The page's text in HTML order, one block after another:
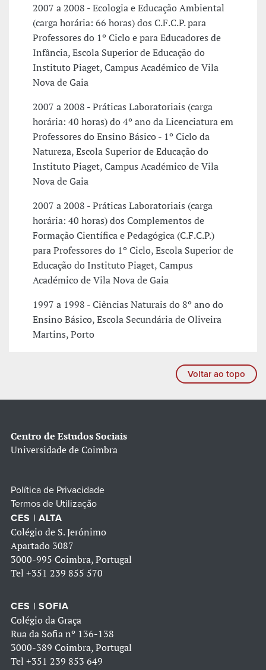
2007 a 2008 - Ecologia e Educação Ambiental
(carga horária: 66 horas) dos C.F.C.P. para
Professores do 1º Ciclo e para Educadores de
Infância, Escola Superior de Educação do
Instituto Piaget, Campus Académico de Vila
Nova de Gaia
2007 a 2008 - Práticas Laboratoriais (carga
horária: 40 horas) do 4º ano da Licenciatura em
Professores do Ensino Básico - 1º Ciclo da
Natureza, Escola Superior de Educação do
Instituto Piaget, Campus Académico de Vila
Nova de Gaia
2007 a 2008 - Práticas Laboratoriais (carga
horária: 40 horas) dos Complementos de
Formação Científica e Pedagógica (C.F.C.P.)
para Professores do 1º Ciclo, Escola Superior de
Educação do Instituto Piaget, Campus
Académico de Vila Nova de Gaia
1997 a 1998 - Ciências Naturais do 8º ano do
Ensino Básico, Escola Secundária de Oliveira
Martins, Porto
Voltar ao topo
Centro de Estudos Sociais
Universidade de Coimbra
Política de Privacidade
Termos de Utilização
CES | ALTA
Colégio de S. Jerónimo
Apartado 3087
3000-995 Coimbra, Portugal
Tel +351 239 855 570
CES | SOFIA
Colégio da Graça
Rua da Sofia nº 136-138
3000-389 Coimbra, Portugal
Tel +351 239 853 649